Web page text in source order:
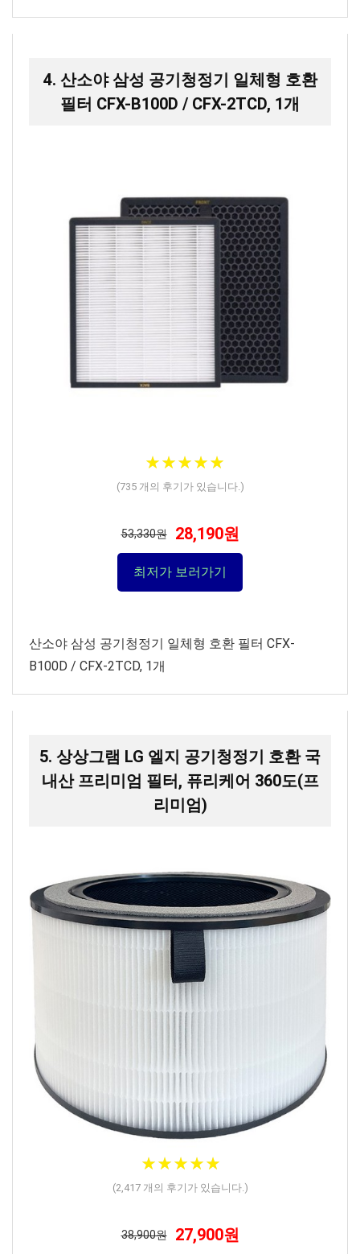
4. 산소야 삼성 공기청정기 일체형 호환
필터 CFX-B100D / CFX-2TCD, 1개
★★★★★
★★★★★
(735개의 후기가 있습니다.)
53,330원 28,190원
최저가 보러가기
산소야 삼성 공기청정기 일체형 호환 필터 CFX-
B100D / CFX-2TCD, 1개
5. 상상그램 LG 엘지 공기청정기 호환 국
내산 프리미엄 필터, 퓨리케어 360도(프
리미엄)
★★★★★
★★★★★
(2,417개의 후기가 있습니다.)
38,900원 27,900원